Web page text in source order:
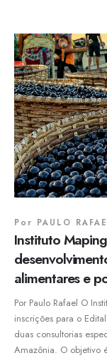
Por PAULO
Instituto
alimentares e
Por Paulo Rafael O
inscrições para o
duas consultorias
Amazônia. O objetivo